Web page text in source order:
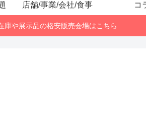
店舗/事業/会社/食事 コ
庫や展示品の格安販売会場はこちら